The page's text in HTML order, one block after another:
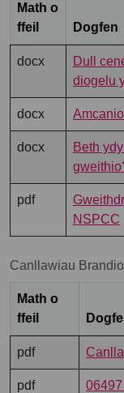
Math o
ffeil
Dogfen
docx
Dull
diogelu
docx
docx
Beth
pdf
NSPCC
Canllawiau Brandio
Math o
ffeil
pdf
pdf